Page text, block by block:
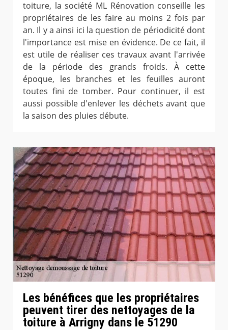
toiture, la société ML Rénovation conseille les
propriétaires de les faire au moins 2 fois par
an. Il y a ainsi ici la question de périodicité dont
l'importance est mise en évidence. De ce fait, il
est utile de réaliser ces travaux avant l'arrivée
de la période des grands froids. À cette
époque, les branches et les feuilles auront
toutes fini de tomber. Pour continuer, il est
aussi possible d'enlever les déchets avant que
la saison des pluies débute.
Les bénéfices que les propriétaires
peuvent tirer des nettoyages de la
toiture à Arrigny dans le 51290